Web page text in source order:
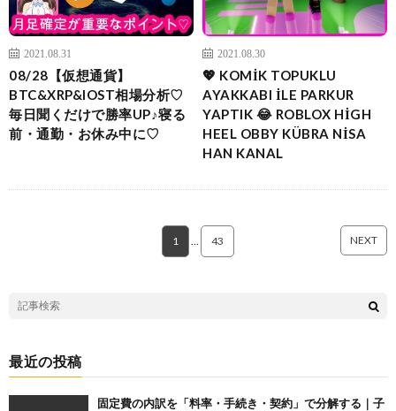
2021.08.31
08/28【仮想通貨】
BTC&XRP&IOST相場分析♡
毎日聞くだけで勝率UP♪寝る
前・通勤・お休み中に♡
2021.08.30
💖 KOMİK TOPUKLU
AYAKKABI İLE PARKUR
YAPTIK 😂 ROBLOX HİGH
HEEL OBBY KÜBRA NİSA
HAN KANAL
1 43 NEXT
最近の投稿
固定費の内訳を「料率・手続き・契約」で分解する｜子